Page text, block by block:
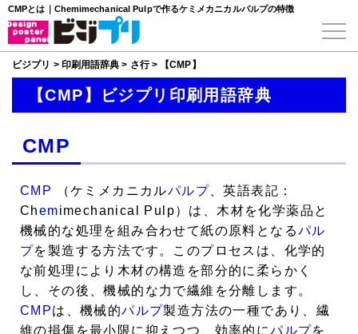
CMPとは｜Chemimechanical Pulpで作るケミメカニカルパルプの特徴
ビジプリ > 印刷用語辞典 > さ行> 【CMP】
【CMP】ビジプリ印刷用語辞典
CMP
CMP （ケミメカニカルパルプ 、英語表記：
Chemimechanical Pulp）は、木材を化学薬品と
機械的な処理を組み合わせて紙の原料となるパル
プを製造する方法です。このプロセスは、化学的
な前処理により木材の構造を部分的に柔らかく
し、その後、機械的な力で繊維を分離します。
CMPは、機械的パルプ製造方法の一種であり、繊
維の損傷を最小限に抑えつつ、効率的にパルプを